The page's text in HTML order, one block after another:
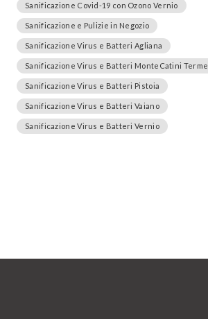
Sanificazione Covid-19 con Ozono Vernio
Sanificazione e Pulizie in Negozio
Sanificazione Virus e Batteri Agliana
Sanificazione Virus e Batteri MonteCatini Terme
Sanificazione Virus e Batteri Pistoia
Sanificazione Virus e Batteri Vaiano
Sanificazione Virus e Batteri Vernio